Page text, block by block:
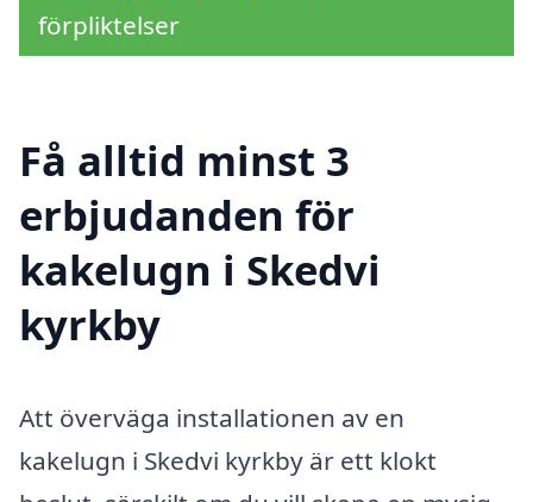
förpliktelser
Få alltid minst 3
erbjudanden för
kakelugn i Skedvi
kyrkby
Att överväga installationen av en
kakelugn i Skedvi kyrkby är ett klokt